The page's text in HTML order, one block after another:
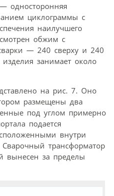
односторонняя
циклограммы с
наилучшего
обжим с
— 240 сверху и 240
занимает около
на рис. 7. Оно
размещены два
под углом примерно
подается
внутри
Сварочный трансформатор
вынесен за пределы